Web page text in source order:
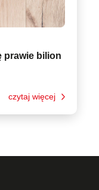
prawie bilion
czytaj więcej